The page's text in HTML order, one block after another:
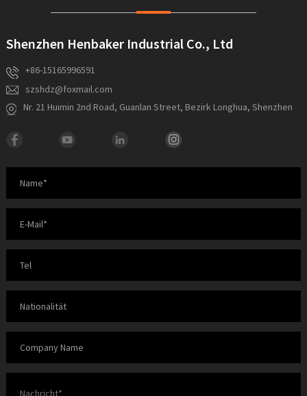
Shenzhen Henbaker Industrial Co., Ltd
+86-15165996591
szshdz@foxmail.com
Nr. 21 Huimin 2nd Road, Guanlan Street, Bezirk Longhua, Shenzhen